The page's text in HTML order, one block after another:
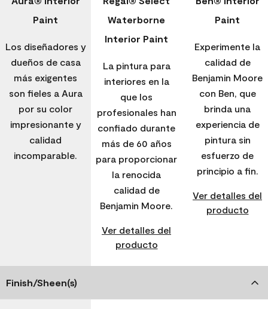
Paint
Los diseñadores y
dueños de casa
más exigentes
son fieles a Aura
por su color
impresionante y
calidad
incomparable.
Waterborne
Interior Paint
La pintura para
interiores en la
que los
profesionales han
confiado durante
más de 60 años
para proporcionar
la renocida
calidad de
Benjamin Moore.
Ver detalles del
producto
Paint
Experimente la
calidad de
Benjamin Moore
con Ben, que
brinda una
experiencia de
pintura sin
esfuerzo de
principio a fin.
Ver detalles del
producto
Finish/Sheen(s)